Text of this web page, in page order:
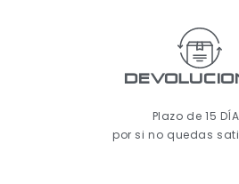
Plazo de 15
por si no quedas